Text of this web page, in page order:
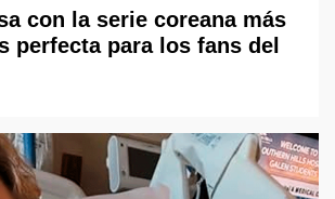
con la serie coreana más
perfecta para los fans del